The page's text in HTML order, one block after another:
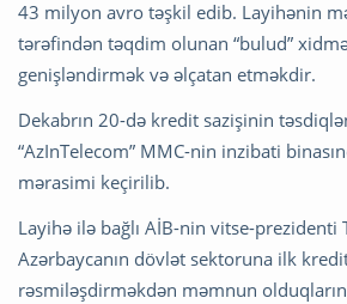
43 milyon avro təşkil edib. Layihənin
tərəfindən təqdim olunan “bulud”
genişləndirmək və əlçatan etməkdir.
Dekabrın 20-də kredit sazişinin
“AzInTelecom” MMC-nin inzibati
mərasimi keçirilib.
Layihə ilə bağlı AİB-nin vitse-prezidenti
Azərbaycanın dövlət sektoruna ilk
rəsmiləşdirməkdən məmnun